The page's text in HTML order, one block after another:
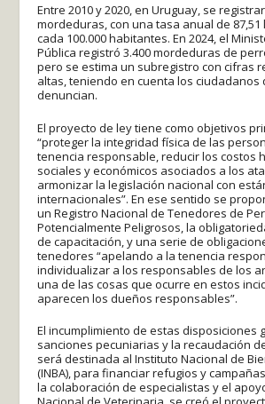
Entre 2010 y 2020, en Uruguay, se
mordeduras, con una tasa anual de
cada 100.000 habitantes. En 2024, el
Pública registró 3.400 mordeduras de
pero se estima un subregistro con cifras
altas, teniendo en cuenta los ciudadanos
denuncian.
El proyecto de ley tiene como objetivos
“proteger la integridad física de las
tenencia responsable, reducir los costos
sociales y económicos asociados a los
armonizar la legislación nacional con
internacionales”. En ese sentido se
un Registro Nacional de Tenedores de
Potencialmente Peligrosos, la
de capacitación, y una serie de
tenedores “apelando a la tenencia
individualizar a los responsables de los
una de las cosas que ocurre en estos
aparecen los dueños responsables”.
El incumplimiento de estas disposiciones
sanciones pecuniarias y la recaudación
será destinada al Instituto Nacional de
(INBA), para financiar refugios y
la colaboración de especialistas y el